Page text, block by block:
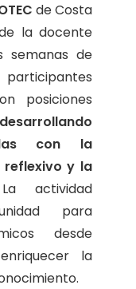
de Costa
la docente
semanas de
posiciones
desarrollando
con la
reflexivo y la
actividad
para
desde
la